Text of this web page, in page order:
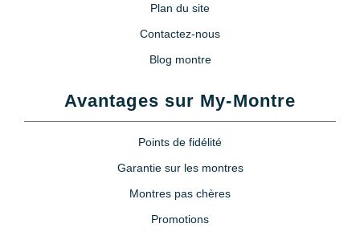
Plan du site
Contactez-nous
Blog montre
Avantages sur My-Montre
Points de fidélité
Garantie sur les montres
Montres pas chères
Promotions